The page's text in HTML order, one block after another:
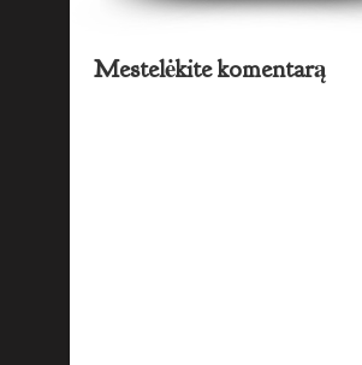
Mestelėkite komentarą